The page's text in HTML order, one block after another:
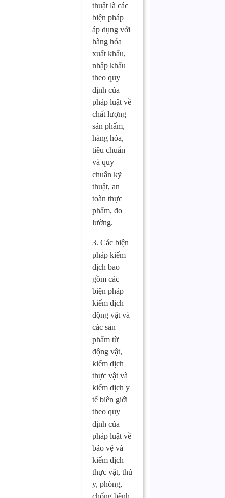
thuật là các
biện pháp
áp dụng với
hàng hóa
xuất khẩu,
nhập khẩu
theo quy
định của
pháp luật về
chất lượng
sản phẩm,
hàng hóa,
tiêu chuẩn
và quy
chuẩn kỹ
thuật, an
toàn thực
phẩm, đo
lường.
3. Các biện
pháp kiểm
dịch bao
gồm các
biện pháp
kiểm dịch
động vật và
các sản
phẩm từ
động vật,
kiểm dịch
thực vật và
kiểm dịch y
tế biên giới
theo quy
định của
pháp luật về
bảo vệ và
kiểm dịch
thực vật, thú
y, phòng,